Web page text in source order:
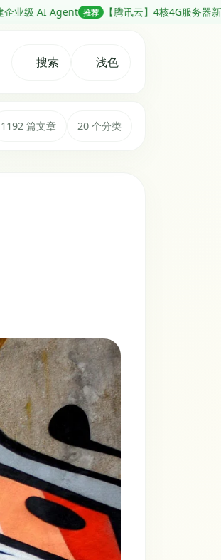
【腾讯云】4核4G服务器新客 38元/年起，香港
搜索 浅色
1192 篇文章 20 个分类